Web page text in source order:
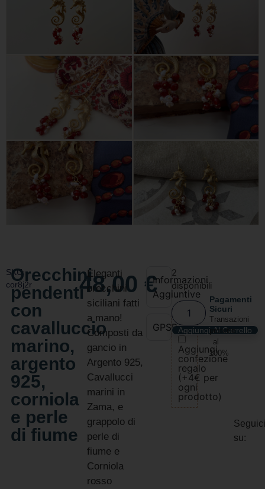
SKU:
cor8j2r
Orecchini
pendenti
con
cavalluccio
marino,
argento
925,
corniola
e perle
di fiume
48,00 €
Eleganti
orecchini
siciliani fatti
a mano!
Composti da
gancio in
Argento 925,
Cavallucci
marini in
Zama, e
grappolo di
perle di
fiume e
Corniola
rosso
Informazioni
Aggiuntive
GPSR
2
disponibili
Aggiungi Al Carrello
Aggiungi
confezione
regalo
(+4€ per
ogni
prodotto)
Pagamenti
Sicuri
Transazioni
protette
al
100%
su: